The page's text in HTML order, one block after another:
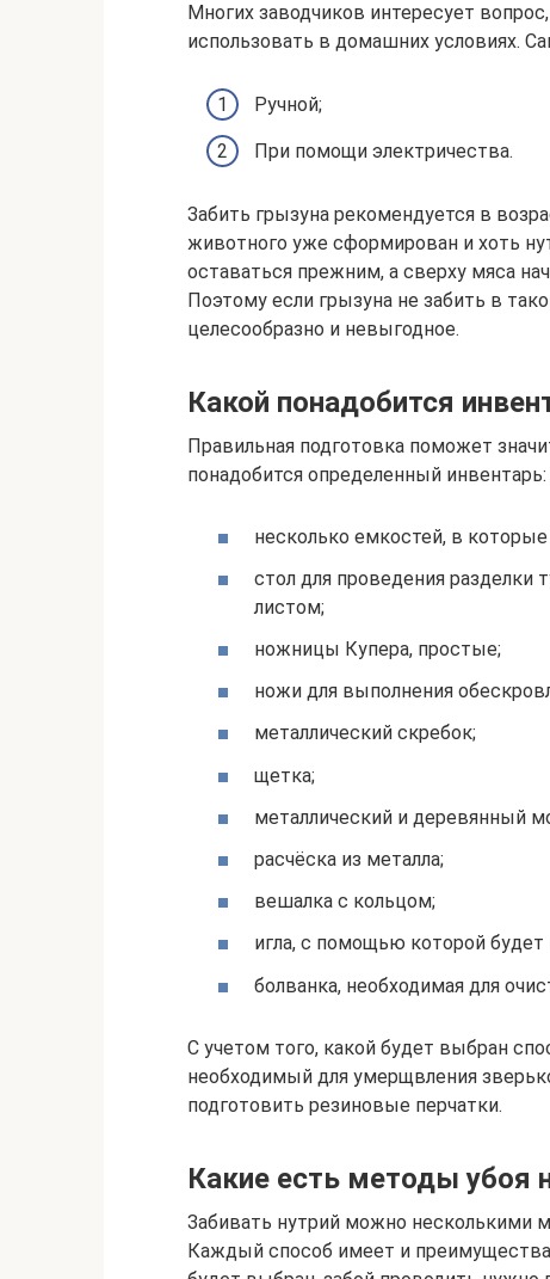
Многих заводчиков интересует
использовать в домашних условиях.
Ручной;
При помощи электричества.
Забить грызуна рекомендуется в
животного уже сформирован и хоть
оставаться прежним, а сверху мяса
Поэтому если грызуна не забить в
целесообразно и невыгодное.
Какой понадобится
Правильная подготовка поможет
понадобится определенный инвентарь:
несколько емкостей, в
стол для проведения
листом;
ножницы Купера, простые;
ножи для выполнения
металлический скребок;
щетка;
металлический и деревянный
расчёска из металла;
вешалка с кольцом;
игла, с помощью которой
болванка, необходимая для
С учетом того, какой будет выбран
необходимый для умерщвления
подготовить резиновые перчатки.
Какие есть методы убоя
Забивать нутрий можно несколькими
Каждый способ имеет и